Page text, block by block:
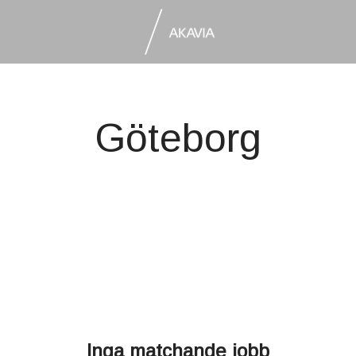
Göteborg
Inga matchande jobb